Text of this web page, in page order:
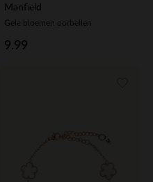
Manfield
Gele bloemen oorbellen
9.99